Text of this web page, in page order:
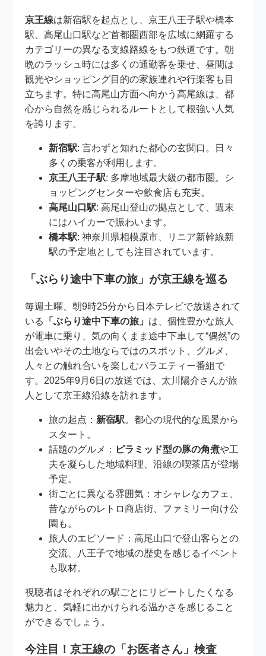
京王線は新宿駅を起点とし、京王八王子駅や橋本
駅、高尾山口駅など首都圏西部を広域に網羅する
カテゴリーの異なる支線路線をもつ鉄道です。朝
晩のラッシュ時には多くの通勤客を乗せ、昼間は
観光やショッピング目的の家族連れや行楽客も目
立ちます。特に高尾山方面へ向かう高尾線は、都
心から自然を感じられるルートとして根強い人気
を誇ります。
新宿駅: 言わずと知れた都心の玄関口。日々
多くの乗客が利用します。
京王八王子駅: 多摩地域最大級の都市圏。シ
ョッピングセンターや飲食店も充実。
高尾山口駅: 高尾山登山の拠点として、週末
にはハイカーで賑わいます。
橋本駅: 神奈川県相模原市、リニア新幹線新
駅の予定地としても注目されています。
「ぶらり途中下車の旅」が京王線を巡る
毎週土曜、朝9時25分から日本テレビで放送されて
いる
「ぶらり途中下車の旅」 は、個性豊かな旅人
が電車に乗り、気の向くまま途中下車して“偶然”の
出会いやその土地ならではのスポット、グルメ、
人々との触れ合いを楽しむバラエティー番組で
す。2025年9月6日の放送では、太川陽介さんが旅
人として京王線沿線を訪れます。
旅の起点： 新宿駅。都心の現代的な風景から
スタート。
話題のグルメ： ピラミッド型の豚の角煮や工
夫を凝らした地域料理、沿線の喫茶店が登場
予定。
街ごとに異なる雰囲気：オシャレなカフェ、
昔ながらのレトロ商店街、ファミリー向け公
園も。
旅人のエピソード：高尾山口で登山客らとの
交流、八王子で地域の歴史を感じるイベント
も取材。
視聴者はそれぞれの駅ごとにリピートしたくなる
魅力と、気軽に出かけられる温かさを感じること
ができるでしょう。
今注目！京王線の「お医者さん」検査